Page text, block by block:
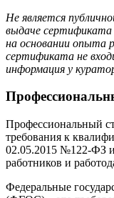
Не является
выдаче сертификата
на основании опыта
сертификата не
информация у
Профессиональный
требования к
02.05.2015 №122-ФЗ
работников и
Федеральные